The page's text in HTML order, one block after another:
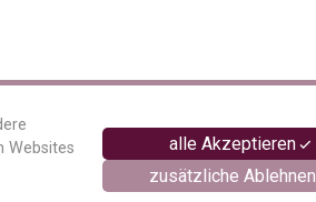
Websites
alle Akzeptieren
zusätzliche Ablehnen